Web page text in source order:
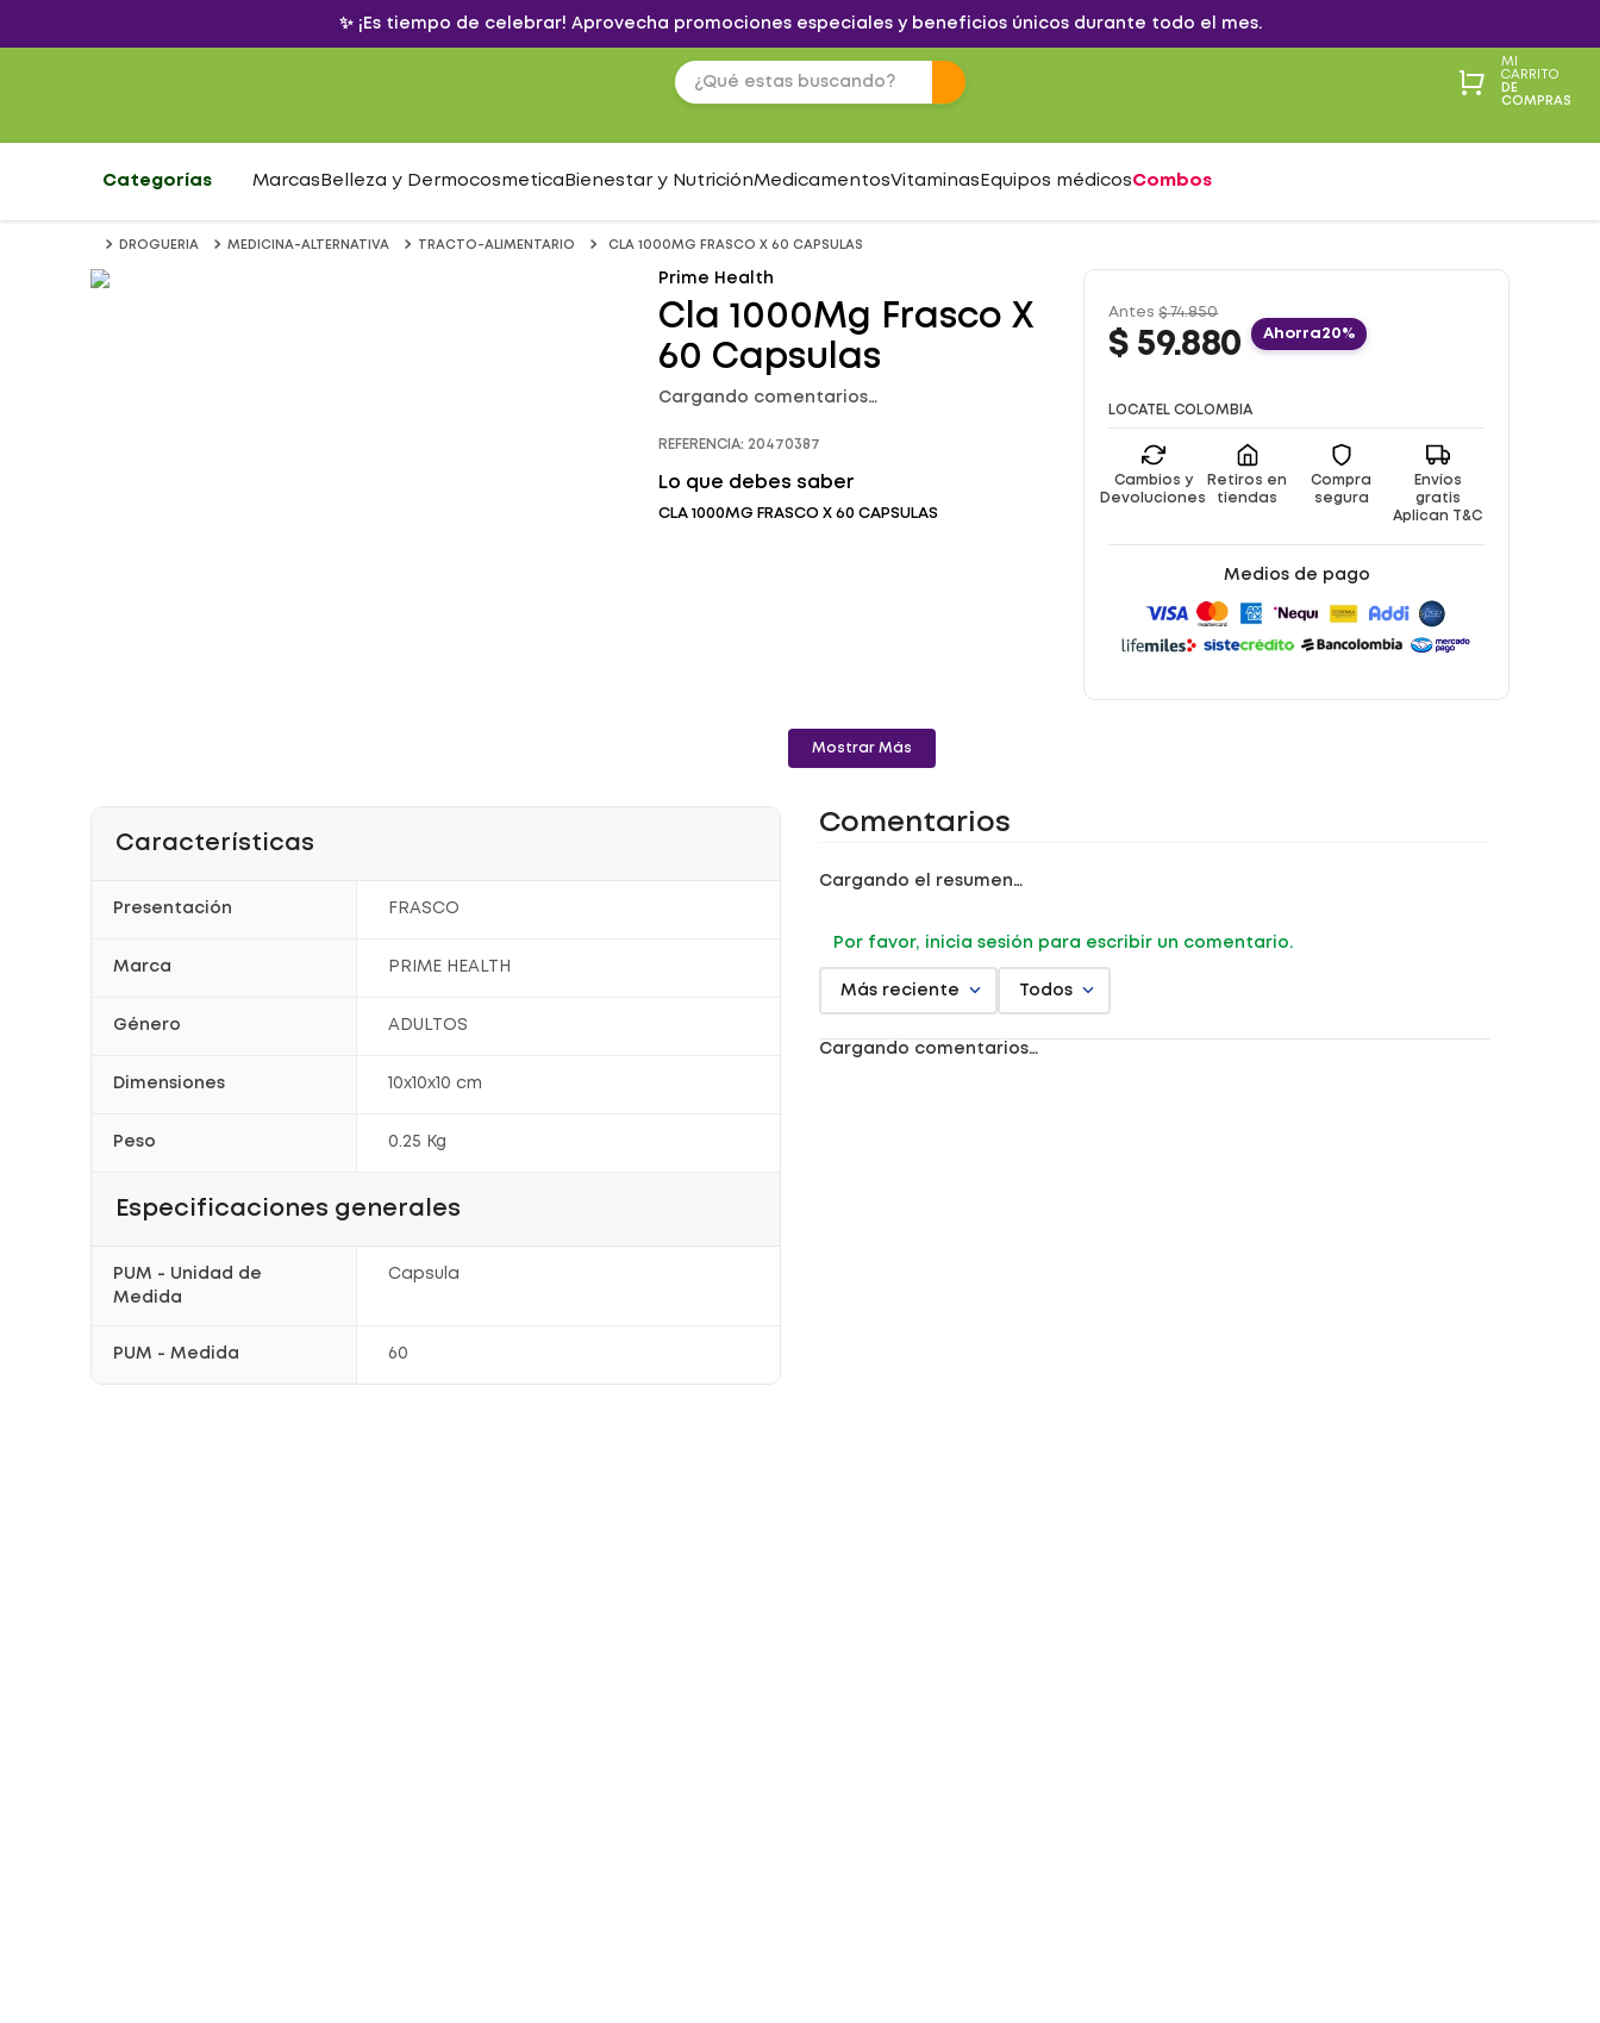
✨ ¡Es tiempo de celebrar! Aprovecha promociones especiales y beneficios únicos durante todo el mes.
MI
CARRITO
DE
COMPRAS
Categorías Marcas Belleza y Dermocosmetica Bienestar y NutriciónMedicamentosVitaminas Equipos médicosCombos
DROGUERIA MEDICINA-ALTERNATIVA TRACTO-ALIMENTARIO CLA 1000MG FRASCO X 60 CAPSULAS
Prime Health
Cla 1000Mg Frasco X
60 Capsulas
Cargando comentarios…
REFERENCIA: 20470387
Lo que debes saber
CLA 1000MG FRASCO X 60 CAPSULAS
Mostrar Más
Antes$ 74.850
$ 59.880 Ahorra20%
LOCATEL COLOMBIA
Cambios y
Devoluciones
Retiros en
tiendas
Compra
segura
Envíos
gratis
Aplican T&C
Medios de pago
Características
Presentación FRASCO
Marca PRIME HEALTH
Género ADULTOS
Dimensiones 10x10x10 cm
Peso 0.25 Kg
Especificaciones generales
PUM - Unidad de
Medida
Capsula
PUM - Medida 60
Comentarios
Cargando el resumen…
Por favor, inicia sesión para escribir un comentario.
Más reciente Todos
Cargando comentarios…